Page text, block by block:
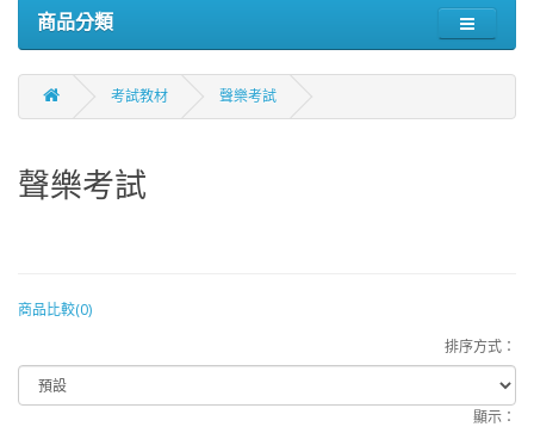
商品分類
考試教材 聲樂考試
聲樂考試
商品比較(0)
排序方式：
顯示：